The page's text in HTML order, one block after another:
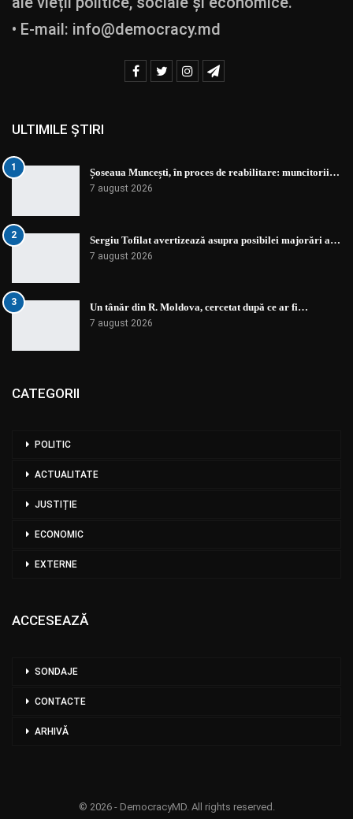
• E-mail: info@democracy.md
ULTIMILE ȘTIRI
1 Șoseaua Muncești, în proces de reabilitare: muncitorii…
7 august 2026
2 Sergiu Tofilat avertizează asupra posibilei majorări a…
7 august 2026
3 Un tânăr din R. Moldova, cercetat după ce ar fi…
7 august 2026
CATEGORII
POLITIC
ACTUALITATE
JUSTIȚIE
ECONOMIC
EXTERNE
ACCESEAZĂ
SONDAJE
CONTACTE
ARHIVĂ
© 2026 - DemocracyMD. All rights reserved.